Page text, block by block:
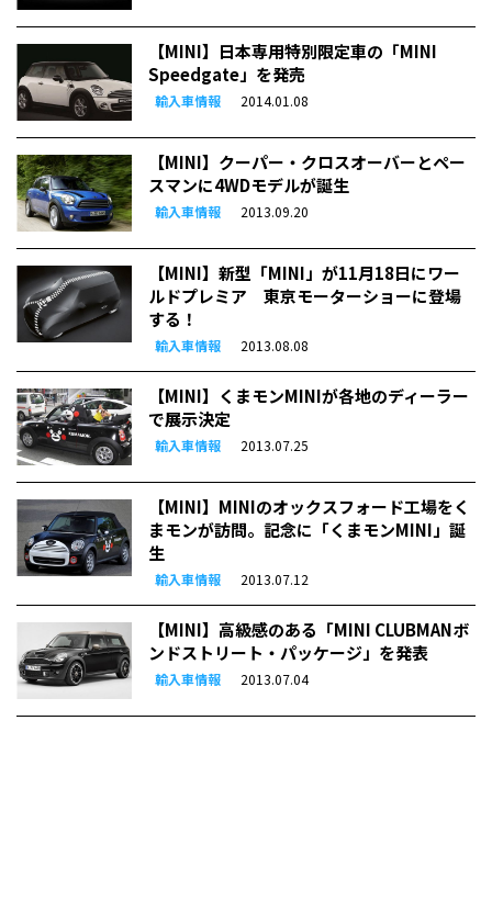
【MINI】日本専用特別限定車の「MINI
Speedgate」を発売
輸入車情報 2014.01.08
【MINI】クーパー・クロスオーバーとペー
スマンに4WDモデルが誕生
輸入車情報 2013.09.20
【MINI】新型「MINI」が11月18日にワー
ルドプレミア 東京モーターショーに登場
する！
輸入車情報 2013.08.08
【MINI】くまモンMINIが各地のディーラー
で展示決定
輸入車情報 2013.07.25
【MINI】MINIのオックスフォード工場をく
まモンが訪問。記念に「くまモンMINI」誕
生
輸入車情報 2013.07.12
【MINI】高級感のある「MINI CLUBMANボ
ンドストリート・パッケージ」を発表
輸入車情報 2013.07.04